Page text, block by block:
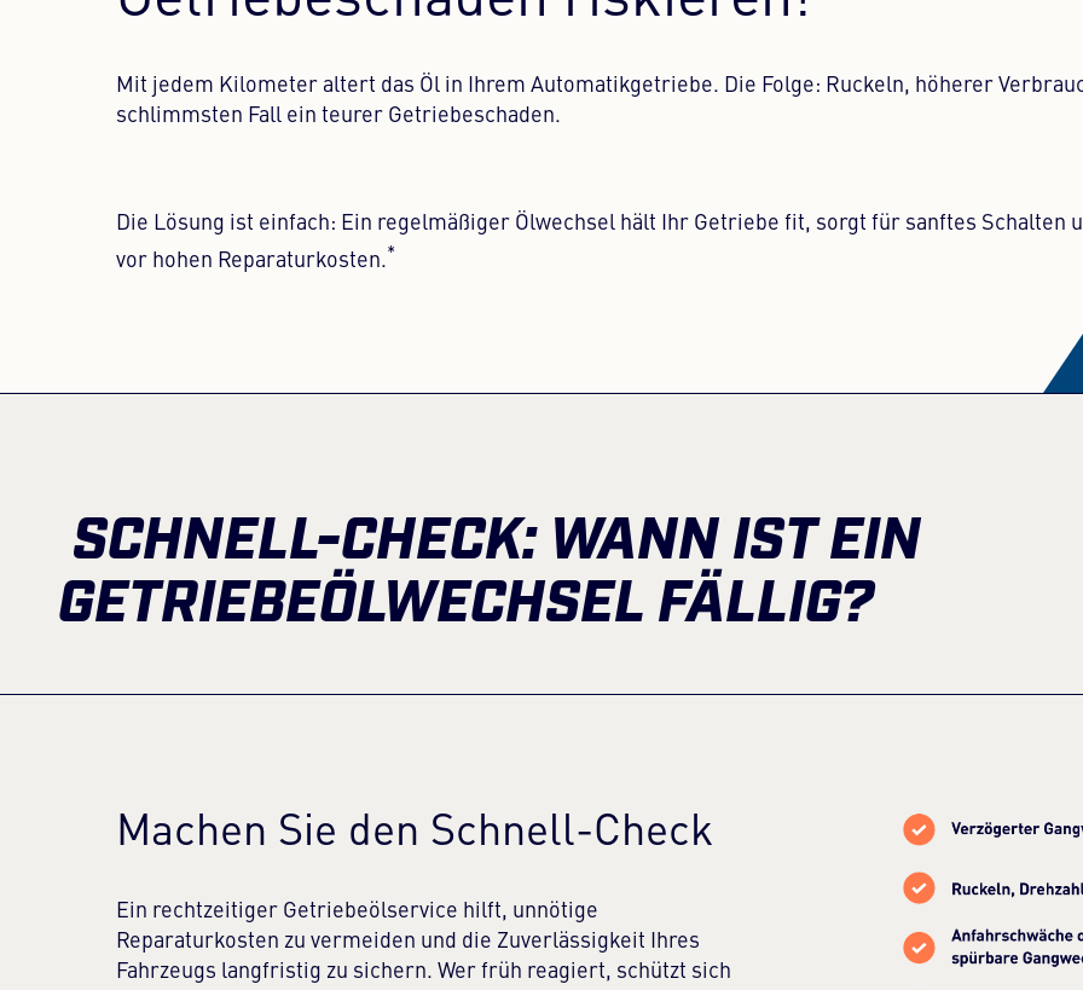
Mit jedem Kilometer altert das Öl in Ihrem Automatikgetriebe. Die Folge: Ruckeln, höherer
schlimmsten Fall ein teurer Getriebeschaden.
Die Lösung ist einfach: Ein regelmäßiger Ölwechsel hält Ihr Getriebe fit, sorgt für sanftes Schalten
vor hohen Reparaturkosten.*
SCHNELL-CHECK: WANN IST EIN
GETRIEBEÖLWECHSEL FÄLLIG?
Machen Sie den Schnell-Check
Ein rechtzeitiger Getriebeölservice hilft, unnötige
Reparaturkosten zu vermeiden und die Zuverlässigkeit Ihres
Fahrzeugs langfristig zu sichern. Wer früh reagiert, schützt sich